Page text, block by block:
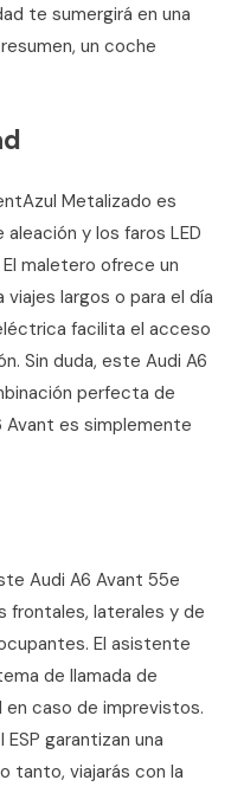
te sumergirá en una
un coche
Metalizado es
y los faros LED
maletero ofrece un
largos o para el día
facilita el acceso
Sin duda, este Audi A6
perfecta de
Avant es simplemente
Audi A6 Avant 55e
frontales, laterales y de
El asistente
de llamada de
caso de imprevistos.
garantizan una
tanto, viajarás con la